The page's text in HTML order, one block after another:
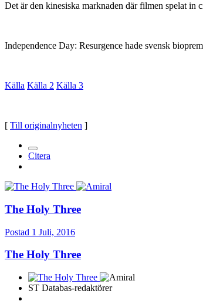
Det är den kinesiska marknaden där filmen spelat
Independence Day: Resurgence hade svensk
Källa Källa 2 Källa 3
[ Till originalnyheten ]
Citera
The Holy Three
Postad 1 Juli, 2016
The Holy Three
ST Databas-redaktörer